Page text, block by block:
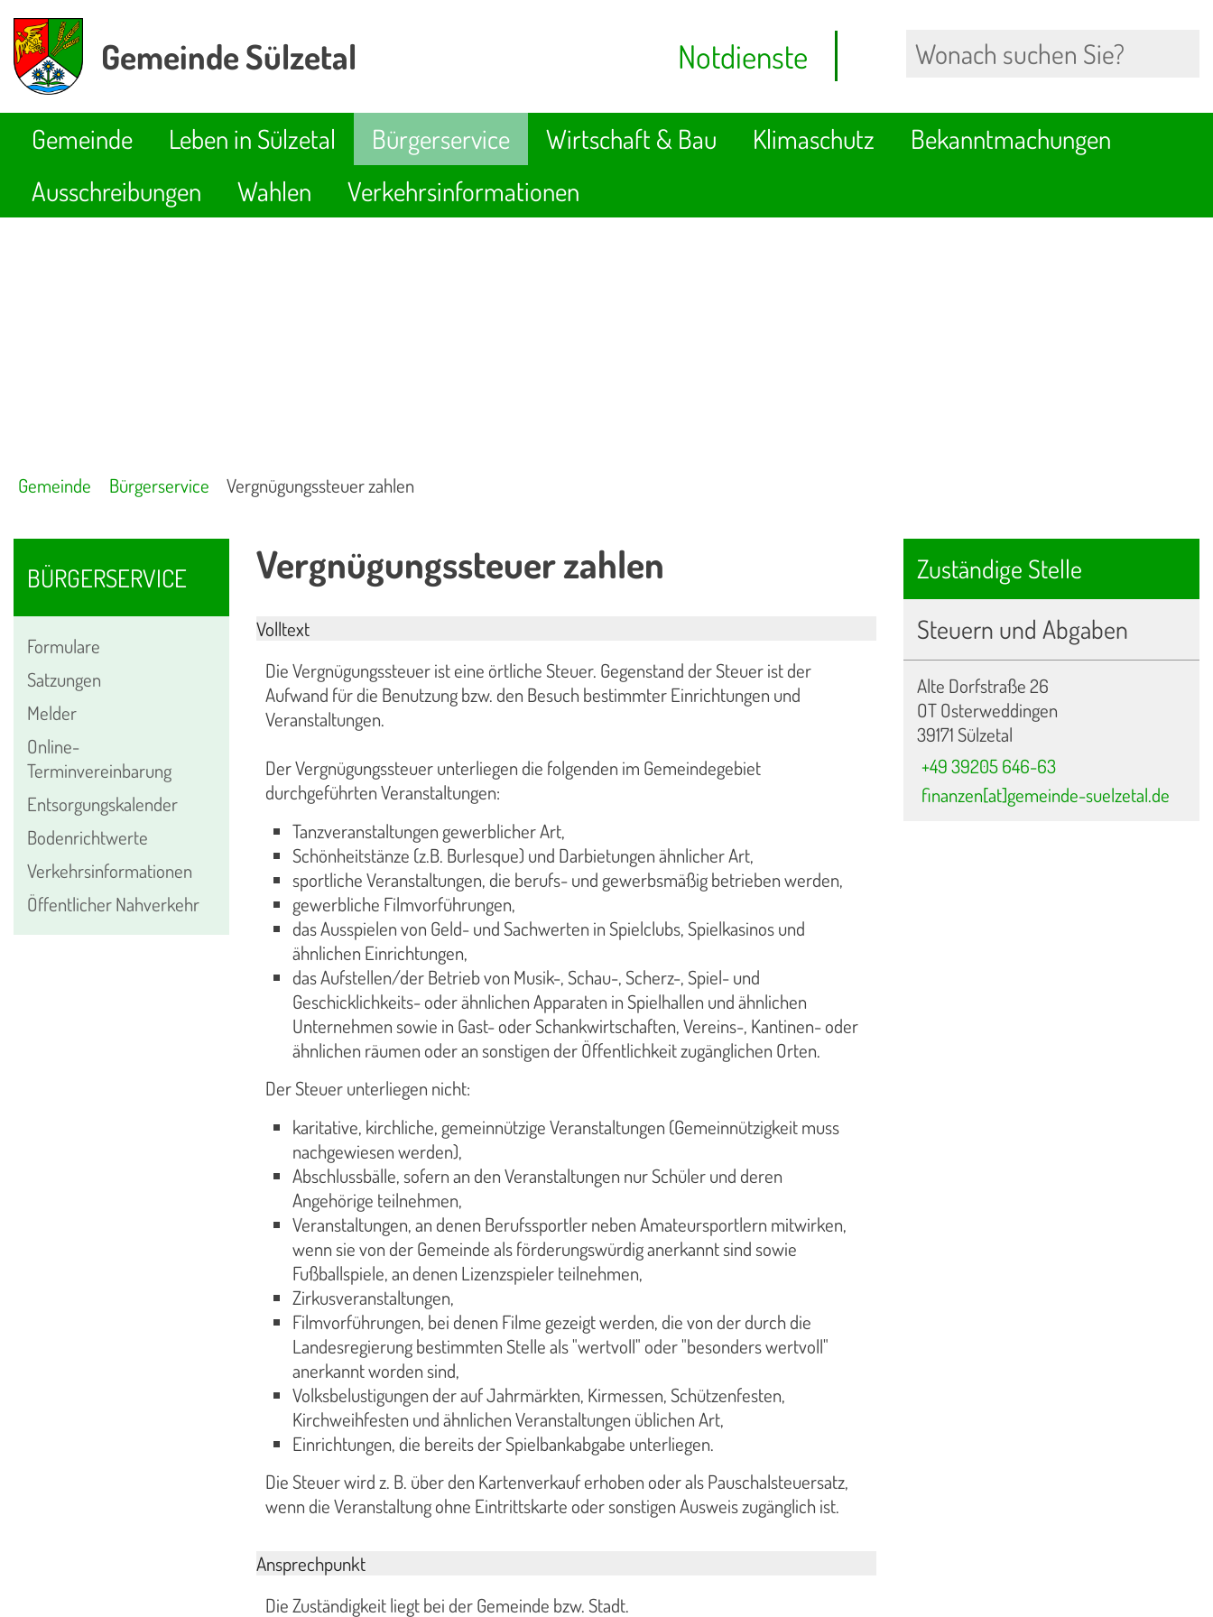
Gemeinde Sülzetal Notdienste
Gemeinde Leben in Sülzetal Bürgerservice Wirtschaft & Bau Klimaschutz
Bekanntmachungen
Ausschreibungen
Wahlen Verkehrsinformationen
Gemeinde Bürgerservice Vergnügungssteuer zahlen
BÜRGERSERVICE
Formulare
Satzungen
Melder
Online-
Terminvereinbarung
Entsorgungskalender
Bodenrichtwerte
Verkehrsinformationen
Öffentlicher Nahverkehr
Vergnügungssteuer zahlen
Volltext
Die Vergnügungssteuer ist eine örtliche Steuer. Gegenstand der Steuer ist der
Aufwand für die Benutzung bzw. den Besuch bestimmter Einrichtungen und
Veranstaltungen.
Der Vergnügungssteuer unterliegen die folgenden im Gemeindegebiet
durchgeführten Veranstaltungen:
Tanzveranstaltungen gewerblicher Art,
Schönheitstänze (z.B. Burlesque) und Darbietungen ähnlicher Art,
sportliche Veranstaltungen, die berufs- und gewerbsmäßig betrieben werden,
gewerbliche Filmvorführungen,
das Ausspielen von Geld- und Sachwerten in Spielclubs, Spielkasinos und
ähnlichen Einrichtungen,
das Aufstellen/der Betrieb von Musik-, Schau-, Scherz-, Spiel- und
Geschicklichkeits- oder ähnlichen Apparaten in Spielhallen und ähnlichen
Unternehmen sowie in Gast- oder Schankwirtschaften, Vereins-, Kantinen- oder
ähnlichen räumen oder an sonstigen der Öffentlichkeit zugänglichen Orten.
Der Steuer unterliegen nicht:
karitative, kirchliche, gemeinnützige Veranstaltungen (Gemeinnützigkeit muss
nachgewiesen werden),
Abschlussbälle, sofern an den Veranstaltungen nur Schüler und deren
Angehörige teilnehmen,
Veranstaltungen, an denen Berufssportler neben Amateursportlern mitwirken,
wenn sie von der Gemeinde als förderungswürdig anerkannt sind sowie
Fußballspiele, an denen Lizenzspieler teilnehmen,
Zirkusveranstaltungen,
Filmvorführungen, bei denen Filme gezeigt werden, die von der durch die
Landesregierung bestimmten Stelle als "wertvoll" oder "besonders wertvoll"
anerkannt worden sind,
Volksbelustigungen der auf Jahrmärkten, Kirmessen, Schützenfesten,
Kirchweihfesten und ähnlichen Veranstaltungen üblichen Art,
Einrichtungen, die bereits der Spielbankabgabe unterliegen.
Die Steuer wird z. B. über den Kartenverkauf erhoben oder als Pauschalsteuersatz,
wenn die Veranstaltung ohne Eintrittskarte oder sonstigen Ausweis zugänglich ist.
Ansprechpunkt
Die Zuständigkeit liegt bei der Gemeinde bzw. Stadt.
Zuständige Stelle
Steuern und Abgaben
Alte Dorfstraße 26
OT Osterweddingen
39171 Sülzetal
+49 39205 646-63
finanzen[at]gemeinde-suelzetal.de